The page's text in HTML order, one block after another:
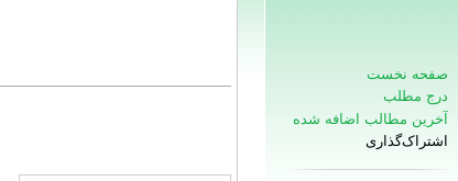
صفحه نخست
درج مطلب
آخرین مطالب اضافه شده
اشتراک‌گذاری